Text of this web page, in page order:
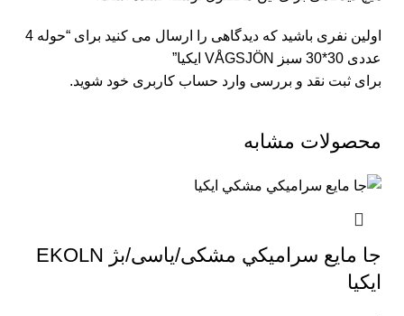
اولین نفری باشید که دیدگاهی را ارسال می کنید برای “حوله 4
عددی 30*30 سبز VÅGSJÖN ايكيا”
برای ثبت نقد و بررسی وارد حساب کاربری خود شوید.
محصولات مشابه
جا مايع سراميكي مشکی/یاسی/بژ EKOLN
ايكيا